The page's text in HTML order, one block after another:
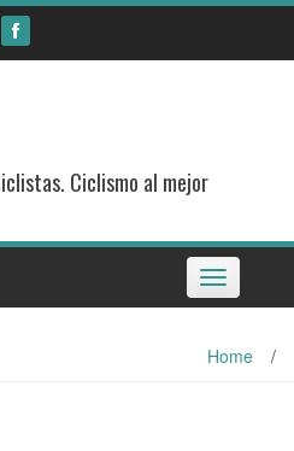
Ciclismo al mejor
Toggle
navigation
Home /